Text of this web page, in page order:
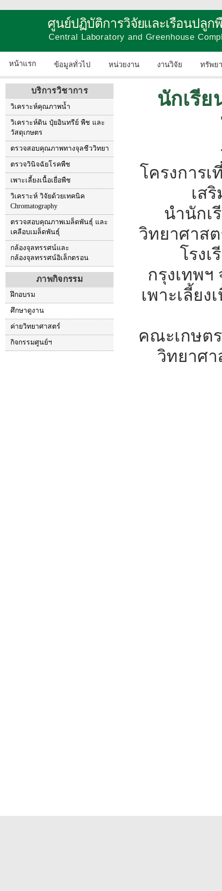
ศูนย์ปฏิบัติการวิจัยและเรือนปลูก
Central Laboratory and Greenhouse
หน้าแรก ข้อมูลทั่วไป หน่วยงาน งานวิจัย ทรัพย
บริการวิชาการ
วิเคราะห์คุณภาพน้ำ
วิเคราะห์ดิน ปุ๋ยอินทรีย์ พืช และ
วัสดุเกษตร
ตรวจสอบคุณภาพทางจุลชีววิทยา
ตรวจวินิจฉัยโรคพืช
เพาะเลี้ยงเนื้อเยื่อพืช
วิเคราะห์ วิจัยด้วยเทคนิค
Chromatography
ตรวจสอบคุณภาพเมล็ดพันธุ์ และ
เคลือบเมล็ดพันธุ์
กล้องจุลทรรศน์และ
กล้องจุลทรรศน์อิเล็กตรอน
ภาพกิจกรรม
ฝึกอบรม
ศึกษาดูงาน
ค่ายวิทยาศาสตร์
กิจกรรมศูนย์ฯ
นักเรีย
โครงการ
เส
นำนักเ
วิทยาศาส
โรง
กรุงเทพ
เพาะเลี้ย
คณะเกษต
วิทยาศ